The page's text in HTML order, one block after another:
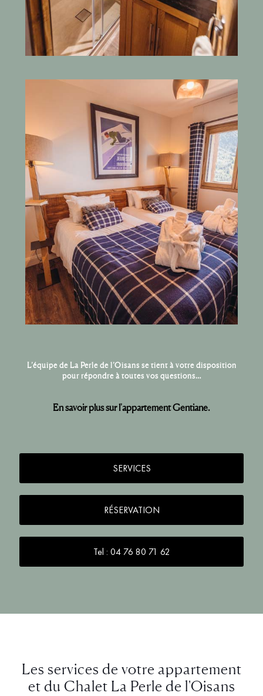
L’équipe de La Perle de l’Oisans se tient à votre disposition
pour répondre à toutes vos questions…
En savoir plus sur l'appartement Gentiane.
SERVICES
RÉSERVATION
Tel : 04 76 80 71 62
Les services de votre appartement
et du Chalet La Perle de l'Oisans